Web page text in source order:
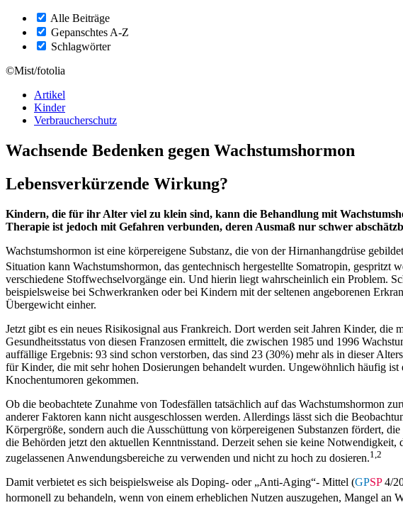
Alle Beiträge
Gepanschtes A-Z
Schlagwörter
©Mist/fotolia
Artikel
Kinder
Verbraucherschutz
Wachsende Bedenken gegen Wachstumshormon
Lebensverkürzende Wirkung?
Kindern, die für ihr Alter viel zu klein sind, kann die Behandlung mit
Therapie ist jedoch mit Gefahren verbunden, deren Ausmaß nur schwer
Wachstumshormon ist eine körpereigene Substanz, die von der Hirnanhangdrüse
Situation kann Wachstumshormon, das gentechnisch hergestellte Somatropin, gespritzt
verschiedene Stoffwechselvorgänge ein. Und hierin liegt wahrscheinlich ein Problem.
beispielsweise bei Schwerkranken oder bei Kindern mit der seltenen angeborenen
Übergewicht einher.
Jetzt gibt es ein neues Risikosignal aus Frankreich. Dort werden seit Jahren Kinder,
Gesundheitsstatus von diesen Franzosen ermittelt, die zwischen 1985 und 1996
auffällige Ergebnis: 93 sind schon verstorben, das sind 23 (30%) mehr als in dieser
für Kinder, die mit sehr hohen Dosierungen behandelt wurden. Ungewöhnlich häufig
Knochentumoren gekommen.
Ob die beobachtete Zunahme von Todesfällen tatsächlich auf das Wachstumshormon
anderer Faktoren kann nicht ausgeschlossen werden. Allerdings lässt sich die
Körpergröße, sondern auch die Ausschüttung von körpereigenen Substanzen fördert,
die Behörden jetzt den aktuellen Kenntnisstand. Derzeit sehen sie keine
zugelassenen Anwendungsbereiche zu verwenden und nicht zu hoch zu dosieren.1,2
Damit verbietet es sich beispielsweise als Doping- oder „Anti-Aging“- Mittel (GPSP4/
hormonell zu behandeln, wenn von einem erheblichen Nutzen auszugehen, Mangel an